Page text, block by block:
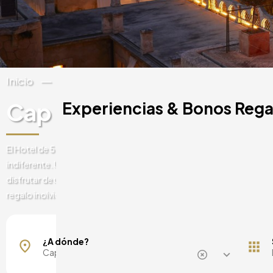
Inicio
Cap Rocat
El Hotel de 5* Cap Rocat en Mallorca es una auténtica joya que no
indiferente. Un lugar mágico para relajarse con unas espectaculares
disfrutar de una gastronomía de alta cocina. Date el capricho que te
regalo inolvidable con un año de validez.
Barcelona, España
Madrid, España
¿A dónde?
Experiencias & Bonos